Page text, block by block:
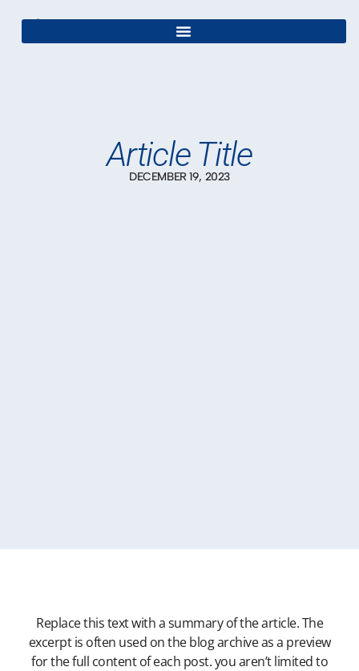
Article Title
DECEMBER 19, 2023
Replace this text with a summary of the article. The
excerpt is often used on the blog archive as a preview
for the full content of each post. you aren’t limited to